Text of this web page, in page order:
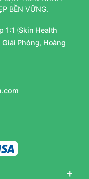
BỀN VỮNG.
1:1 (Skin Health
Phóng, Hoàng